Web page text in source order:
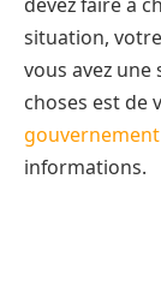
situation,
vous avez
choses est de
gouvernement
informations.